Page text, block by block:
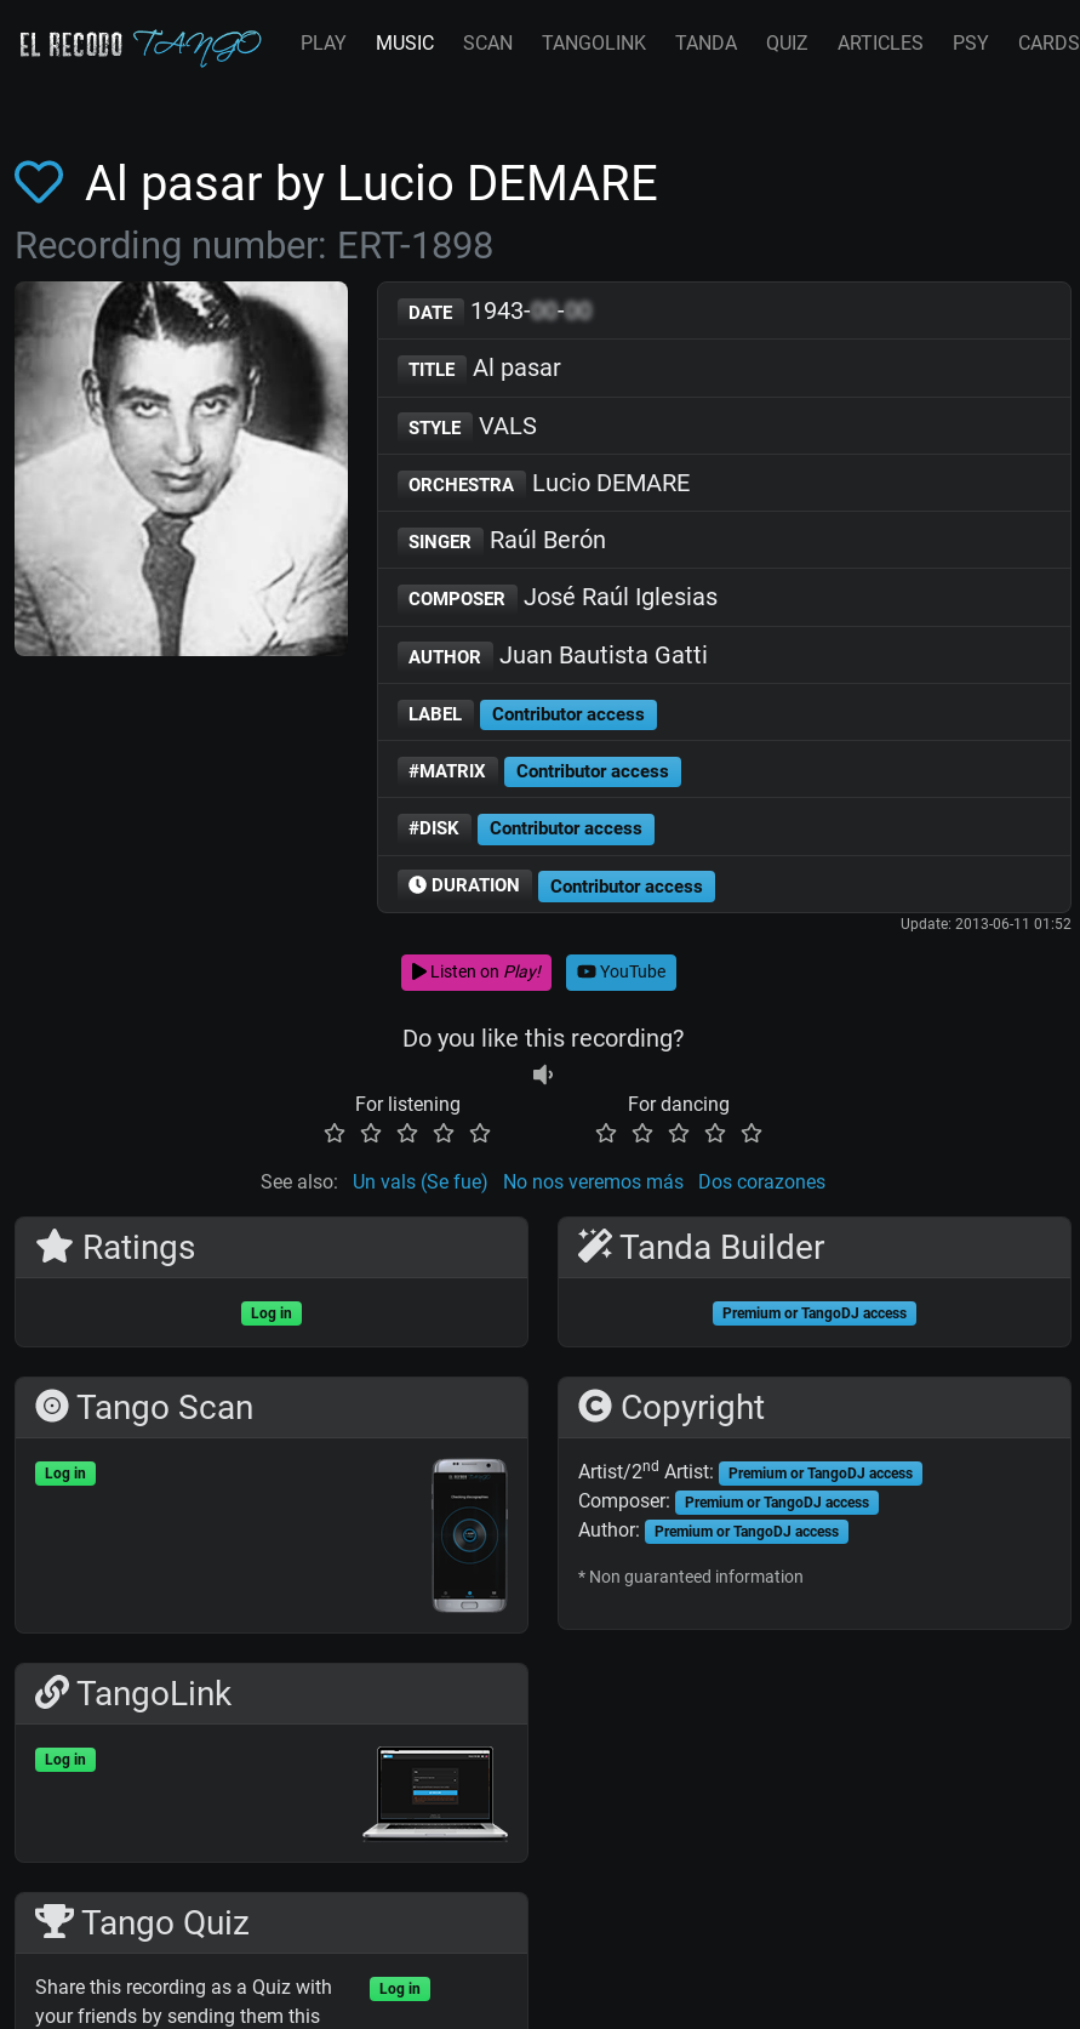
PLAY MUSIC SCAN TANGOLINK TANDA QUIZ ARTICLES PSY CARDS
Al pasar by Lucio DEMARE
Recording number: ERT-1898
DATE 1943-00-00
TITLE Al pasar
STYLE VALS
ORCHESTRA Lucio DEMARE
SINGER Raúl Berón
COMPOSER José Raúl Iglesias
AUTHOR Juan Bautista Gatti
LABEL Contributor access
#MATRIX Contributor access
#DISK Contributor access
DURATION Contributor access
Update: 2013-06-11 01:52
Listen on Play! YouTube
Do you like this recording?
For listening For dancing
See also: Un vals (Se fue) No nos veremos más Dos corazones
Ratings
Log in
Tango Scan
Log in
TangoLink
Log in
Tango Quiz
Share this recording as a Quiz with
your friends by sending them this
Log in
Tanda Builder
Premium or TangoDJ access
Copyright
Artist/2nd Artist: Premium or TangoDJ access
Composer: Premium or TangoDJ access
Author: Premium or TangoDJ access
* Non guaranteed information